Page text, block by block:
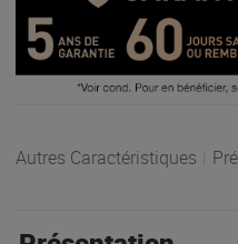
Autres Caractéristiques